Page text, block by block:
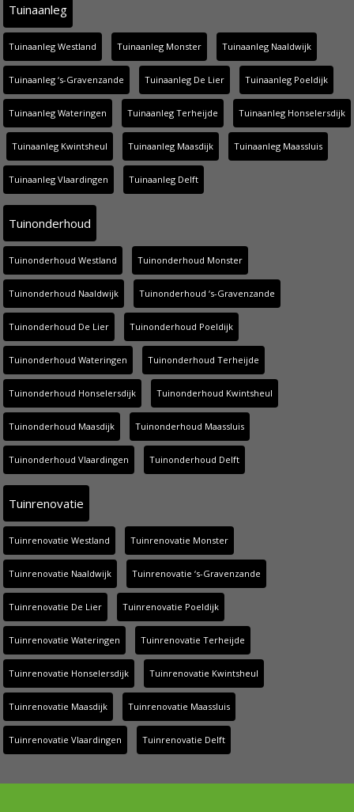
Tuinaanleg
Tuinaanleg Westland Tuinaanleg Monster Tuinaanleg Naaldwijk
Tuinaanleg ‘s-Gravenzande Tuinaanleg De Lier Tuinaanleg Poeldijk
Tuinaanleg Wateringen Tuinaanleg Terheijde Tuinaanleg Honselersdijk
Tuinaanleg Kwintsheul Tuinaanleg Maasdijk Tuinaanleg Maassluis
Tuinaanleg Vlaardingen Tuinaanleg Delft
Tuinonderhoud
Tuinonderhoud Westland Tuinonderhoud Monster
Tuinonderhoud Naaldwijk Tuinonderhoud ‘s-Gravenzande
Tuinonderhoud De Lier Tuinonderhoud Poeldijk
Tuinonderhoud Wateringen Tuinonderhoud Terheijde
Tuinonderhoud Honselersdijk Tuinonderhoud Kwintsheul
Tuinonderhoud Maasdijk Tuinonderhoud Maassluis
Tuinonderhoud Vlaardingen Tuinonderhoud Delft
Tuinrenovatie
Tuinrenovatie Westland Tuinrenovatie Monster
Tuinrenovatie Naaldwijk Tuinrenovatie ‘s-Gravenzande
Tuinrenovatie De Lier Tuinrenovatie Poeldijk
Tuinrenovatie Wateringen Tuinrenovatie Terheijde
Tuinrenovatie Honselersdijk Tuinrenovatie Kwintsheul
Tuinrenovatie Maasdijk Tuinrenovatie Maassluis
Tuinrenovatie Vlaardingen Tuinrenovatie Delft